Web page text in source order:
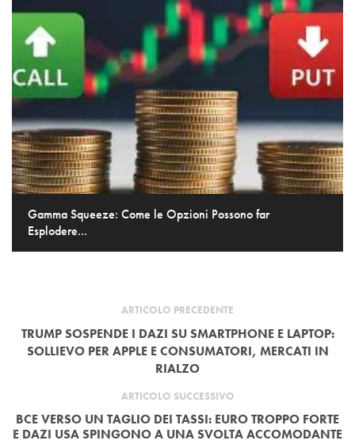
Gamma Squeeze: Come le Opzioni Possono far
Esplodere...
ARTICOLO PRECEDENTE
TRUMP SOSPENDE I DAZI SU SMARTPHONE E LAPTOP:
SOLLIEVO PER APPLE E CONSUMATORI, MERCATI IN
RIALZO
ARTICOLO SUCCESSIVO
BCE VERSO UN TAGLIO DEI TASSI: EURO TROPPO FORTE
E DAZI USA SPINGONO A UNA SVOLTA ACCOMODANTE